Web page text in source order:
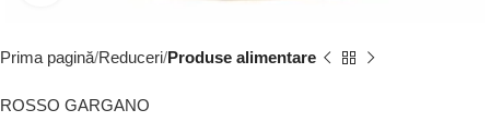
Prima pagină Reduceri Produse alimentare
ROSSO GARGANO